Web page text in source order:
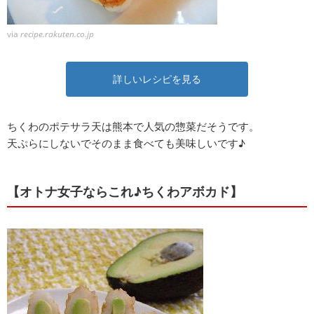
via recipe.rakuten.co.jp
詳しいレシピを見る
ちくわのポテサラ天は熊本で人気の惣菜だそうです。
天ぷらにしないでそのまま食べても美味しいです♪
【オトナ女子ならこれ♪ちくわアボカド】